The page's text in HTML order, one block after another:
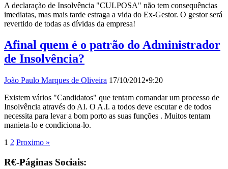
A declaração de Insolvência "CULPOSA" não tem consequências
imediatas, mas mais tarde estraga a vida do Ex-Gestor. O gestor será
revertido de todas as dívidas da empresa!
Afinal quem é o patrão do Administrador
de Insolvência?
João Paulo Marques de Oliveira 17/10/2012•9:20
Existem vários "Candidatos" que tentam comandar um processo de
Insolvência através do AI. O A.I. a todos deve escutar e de todos
necessita para levar a bom porto as suas funções . Muitos tentam
manieta-lo e condiciona-lo.
1 2 Proximo »
R€-Páginas Sociais: